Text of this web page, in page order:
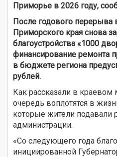
Приморье в 2026 году,
После годового перерыва
Приморского края снова
благоустройства «1000
финансирование ремонта
в бюджете региона
рублей.
Как рассказали в
очередь воплотятся в
которые жители подавали
администрации.
«Со следующего года
инициированной